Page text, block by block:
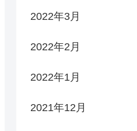
2022年3月
2022年2月
2022年1月
2021年12月